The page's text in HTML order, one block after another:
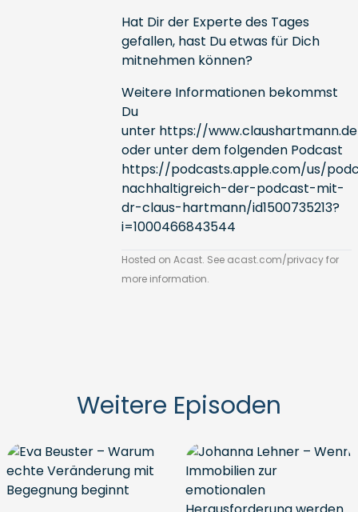
Hat Dir der Experte des Tages
gefallen, hast Du etwas für Dich
mitnehmen können?
Weitere Informationen bekommst
Du
unter https://www.claushartmann.de
oder unter dem folgenden Podcast
https://podcasts.apple.com/us/
nachhaltigreich-der-podcast-mit-
dr-claus-hartmann/id1500735213?
i=1000466843544
Hosted on Acast. See acast.com/privacyfor
more information.
Weitere Episoden